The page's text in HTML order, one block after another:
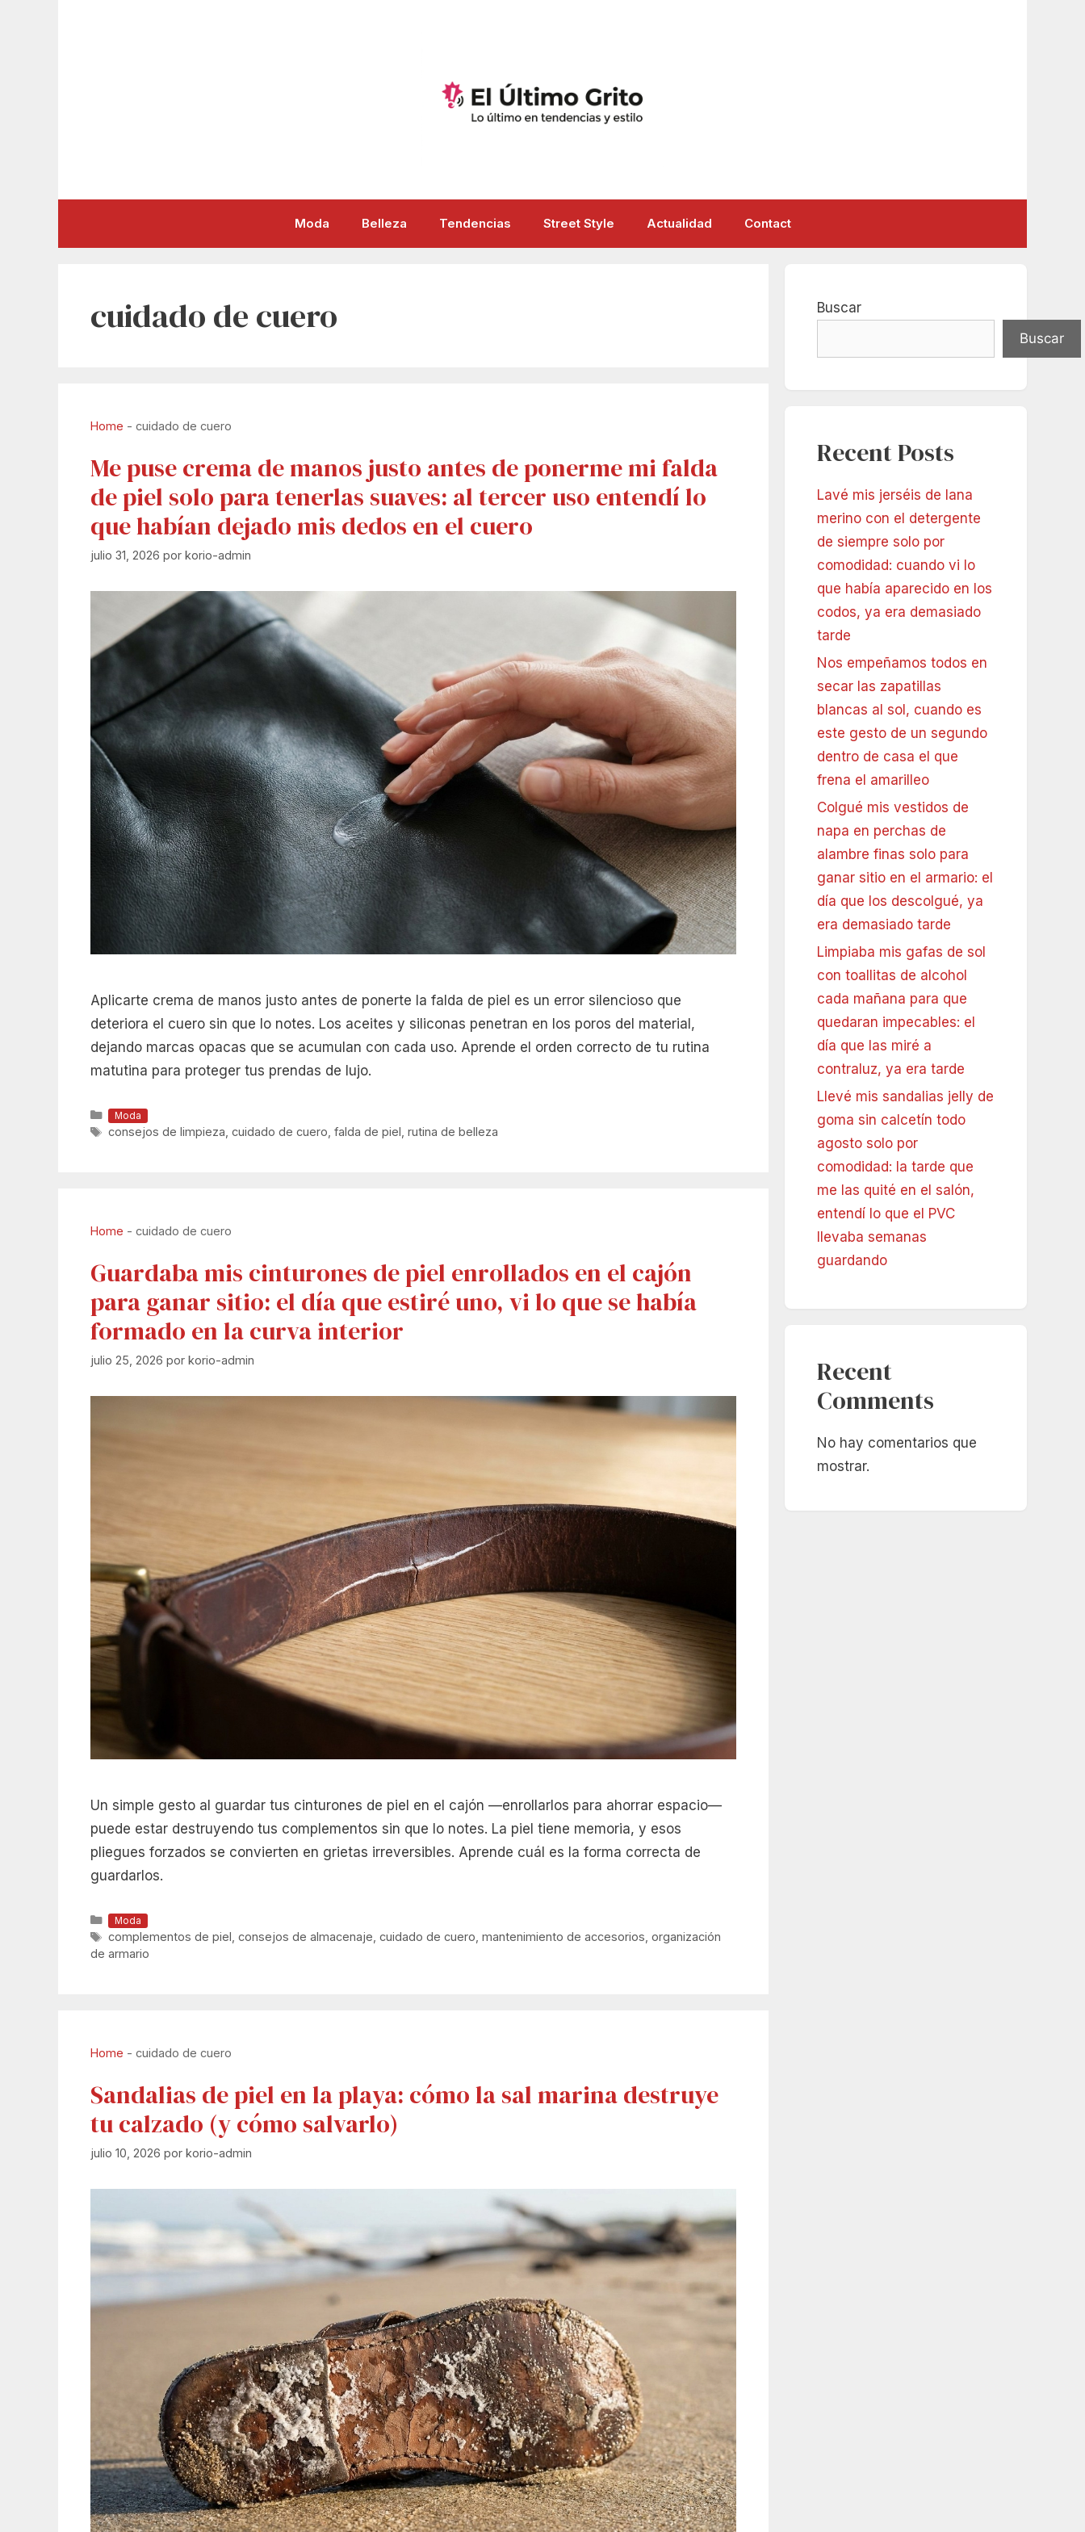
Moda Belleza Tendencias Street Style Actualidad Contact
cuidado de cuero
Home - cuidado de cuero
Me puse crema de manos justo antes de ponerme mi falda
de piel solo para tenerlas suaves: al tercer uso entendí lo
que habían dejado mis dedos en el cuero
julio 31, 2026 por korio-admin
Aplicarte crema de manos justo antes de ponerte la falda de piel es un error silencioso que
deteriora el cuero sin que lo notes. Los aceites y siliconas penetran en los poros del material,
dejando marcas opacas que se acumulan con cada uso. Aprende el orden correcto de tu rutina
matutina para proteger tus prendas de lujo.
Categorías
Moda
Etiquetas
consejos de limpieza cuidado de cuero falda de piel rutina de belleza
Home - cuidado de cuero
Guardaba mis cinturones de piel enrollados en el cajón
para ganar sitio: el día que estiré uno, vi lo que se había
formado en la curva interior
julio 25, 2026 por korio-admin
Un simple gesto al guardar tus cinturones de piel en el cajón —enrollarlos para ahorrar espacio—
puede estar destruyendo tus complementos sin que lo notes. La piel tiene memoria, y esos
pliegues forzados se convierten en grietas irreversibles. Aprende cuál es la forma correcta de
guardarlos.
Categorías
Moda
Etiquetas
complementos de piel consejos de almacenaje cuidado de cuero mantenimiento de accesorios organización
de armario
Home - cuidado de cuero
Sandalias de piel en la playa: cómo la sal marina destruye
tu calzado (y cómo salvarlo)
julio 10, 2026 por korio-admin
Buscar
Buscar
Recent Posts
Lavé mis jerséis de lana
merino con el detergente
de siempre solo por
comodidad: cuando vi lo
que había aparecido en los
codos, ya era demasiado
tarde
Nos empeñamos todos en
secar las zapatillas
blancas al sol, cuando es
este gesto de un segundo
dentro de casa el que
frena el amarilleo
Colgué mis vestidos de
napa en perchas de
alambre finas solo para
ganar sitio en el armario: el
día que los descolgué, ya
era demasiado tarde
Limpiaba mis gafas de sol
con toallitas de alcohol
cada mañana para que
quedaran impecables: el
día que las miré a
contraluz, ya era tarde
Llevé mis sandalias jelly de
goma sin calcetín todo
agosto solo por
comodidad: la tarde que
me las quité en el salón,
entendí lo que el PVC
llevaba semanas
guardando
Recent
Comments
No hay comentarios que
mostrar.